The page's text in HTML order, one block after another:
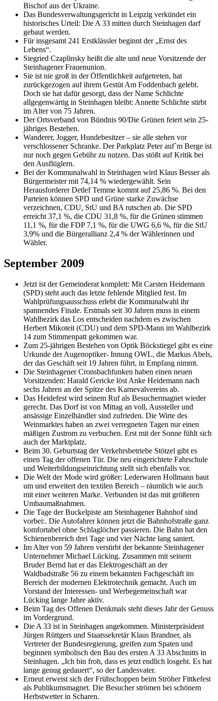
Bischof aus der Ukraine.
Das Bundesverwaltungsgericht in Leipzig verkündet ein
historisches Urteil: Die A 33 mitten durch Steinhagen darf
gebaut werden.
Für insgesamt 241 Erstklässler beginnt der „Ernst des
Lebens“.
Siegried Czaplinsky heißt die alte und neue Vorsitzende der
Steinhagener Frauenunion.
Sie ist nie groß in der Öffentlichkeit aufgetreten, hat
zurückgezogen auf ihrem Gestüt Am Foddenbach gelebt.
Doch sie hat dafür gesorgt, dass der Name Schlichte
allgegenwärtig in Steinhagen bleibt: Annette Schlichte stirbt
im Alter von 75 Jahren.
Der Ortsverband von Bündnis 90/Die Grünen feiert sein 25-
jähriges Bestehen.
Wanderer, Jogger, Hundebesitzer – sie alle stehen vor
verschlossener Schranke. Der Parkplatz Peter auf`m Berge ist
nur noch gegen Gebühr zu nutzen. Das stößt auf Kritik bei
den Ausflüglern.
Bei der Kommunalwahl in Steinhagen wird Klaus Besser als
Bürgermeister mit 74,14 % wiedergewählt. Sein
Herausforderer Detlef Temme kommt auf 25,86 %. Bei den
Parteien können SPD und Grüne starke Zuwächse
verzeichnen, CDU, StU und BA rutschen ab. Die SPD
erreicht 37,1 %, die CDU 31,8 %, für die Grünen stimmen
11,1 %, für die FDP 7,1 %, für die UWG 6,6 %, für die StU
3,9% und die Bürgerallianz 2,4 % der Wählerinnen und
Wähler.
September 2009
Jetzt ist der Gemeinderat komplett: Mit Carsten Heidemann
(SPD) steht auch das letzte fehlende Mitglied fest. Im
Wahlprüfungsausschuss erlebt die Kommunalwahl ihr
spannendes Finale. Erstmals seit 30 Jahren muss in einem
Wahlbezirk das Los entscheiden nachdem es zwischen
Herbert Mikoteit (CDU) und dem SPD-Mann im Wahlbezirk
14 zum Stimmenpatt gekommen war.
Zum 25-jährigen Bestehen von Optik Böckstiegel gibt es eine
Urkunde der Augenoptiker- Innung OWL, die Markus Abels,
der das Geschäft seit 19 Jahren führt, in Empfang nimmt.
Die Steinhagener Cronsbachfunken haben einen neuen
Vorsitzenden: Harald Gericke löst Anke Heidemann nach
sechs Jahren an der Spitze des Karnevalvereins ab.
Das Heidefest wird seinem Ruf als Besuchermagnet wieder
gerecht. Das Dorf ist von Mittag an voll, Aussteller und
ansässige Einzelhändler sind zufrieden. Die Wirte des
Weinmarktes haben an zwei verregneten Tagen nur einen
mäßigen Zustrom zu verbuchen. Erst mit der Sonne fühlt sich
auch der Marktplatz.
Beim 30. Geburtstag der Verkehrsbetriebe Stötzel gibt es
einen Tag der offenen Tür. Die neu eingerichtete Fahrschule
und Weiterbildungseinrichtung stellt sich ebenfalls vor.
Die Welt der Mode wird größer: Lederwaren Hollmann baut
um und erweitert den textilen Bereich – räumlich wie auch
mit einer weiteren Marke. Verbunden ist das mit größeren
Umbaumaßnahmen.
Die Tage der Buckelpiste am Steinhagener Bahnhof sind
vorbei:. Die Autofahrer können jetzt die Bahnhofstraße ganz
komfortabel ohne Schlaglöcher passieren. Die Bahn hat den
Schienenbereich drei Tage und vier Nächte lang saniert.
Im Alter von 59 Jahren verstirbt der bekannte Steinhagener
Unternehmer Michael Lücking. Zusammen mit seinem
Bruder Bernd hat er das Elektrogeschäft an der
Waldbadstraße 56 zu einem bekannten Fachgeschäft im
Bereich der modernen Elektrotechnik gemacht. Auch im
Vorstand der Interessen- und Werbegemeinschaft war
Lücking lange Jahre aktiv.
Beim Tag des Offenen Denkmals steht dieses Jahr der Genuss
im Vordergrund.
Die A 33 ist in Steinhagen angekommen. Ministerpräsident
Jürgen Rüttgers und Staatssekretär Klaus Brandner, als
Vertreter der Bundesregierung, greifen zum Spaten und
beginnen symbolisch den Bau des ersten A 33 Abschnitts in
Steinhagen. „Ich bin froh, dass es jetzt endlich losgeht. Es hat
lange genug gedauert“, so der Landesvater.
Erneut erweist sich der Frühschoppen beim Ströher Fittkefest
als Publikumsmagnet. Die Besucher strömen bei schönem
Herbstwetter in Scharen.